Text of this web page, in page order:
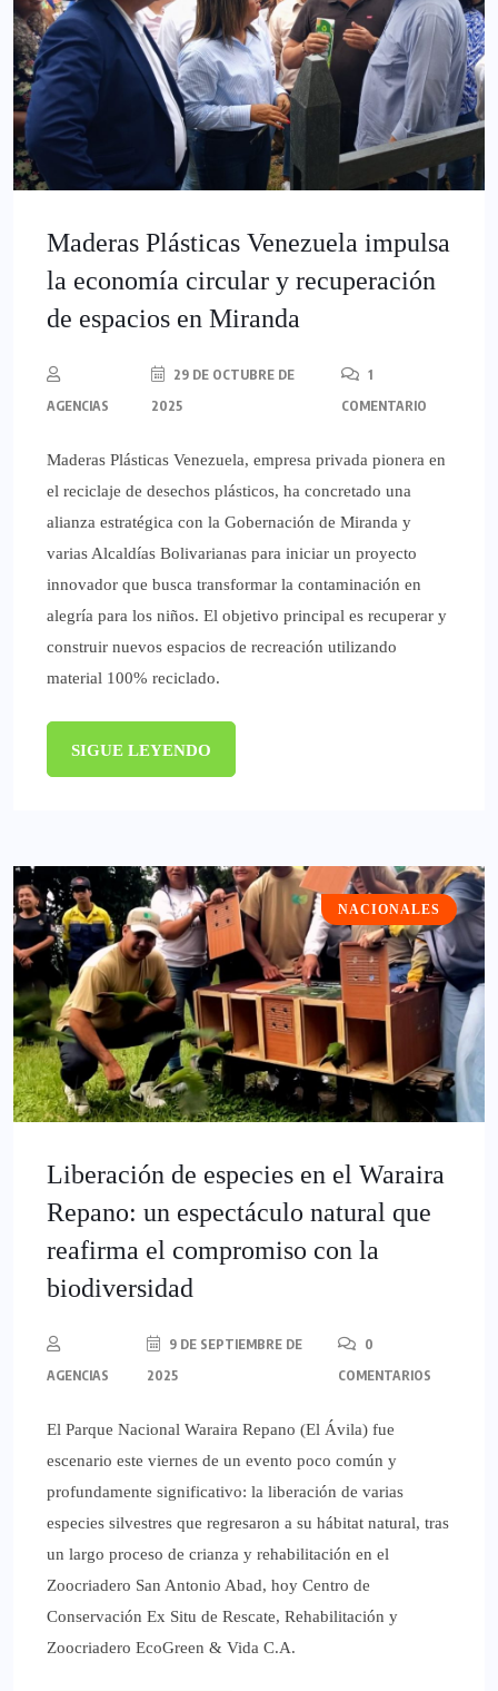
Maderas Plásticas Venezuela impulsa
la economía circular y recuperación
de espacios en Miranda
AGENCIAS
29 DE OCTUBRE DE
2025
1
COMENTARIO
Maderas Plásticas Venezuela, empresa privada pionera en
el reciclaje de desechos plásticos, ha concretado una
alianza estratégica con la Gobernación de Miranda y
varias Alcaldías Bolivarianas para iniciar un proyecto
innovador que busca transformar la contaminación en
alegría para los niños. El objetivo principal es recuperar y
construir nuevos espacios de recreación utilizando
material 100% reciclado.
SIGUE LEYENDO
NACIONALES
Liberación de especies en el Waraira
Repano: un espectáculo natural que
reafirma el compromiso con la
biodiversidad
AGENCIAS
9 DE SEPTIEMBRE DE
2025
0
COMENTARIOS
El Parque Nacional Waraira Repano (El Ávila) fue
escenario este viernes de un evento poco común y
profundamente significativo: la liberación de varias
especies silvestres que regresaron a su hábitat natural, tras
un largo proceso de crianza y rehabilitación en el
Zoocriadero San Antonio Abad, hoy Centro de
Conservación Ex Situ de Rescate, Rehabilitación y
Zoocriadero EcoGreen & Vida C.A.